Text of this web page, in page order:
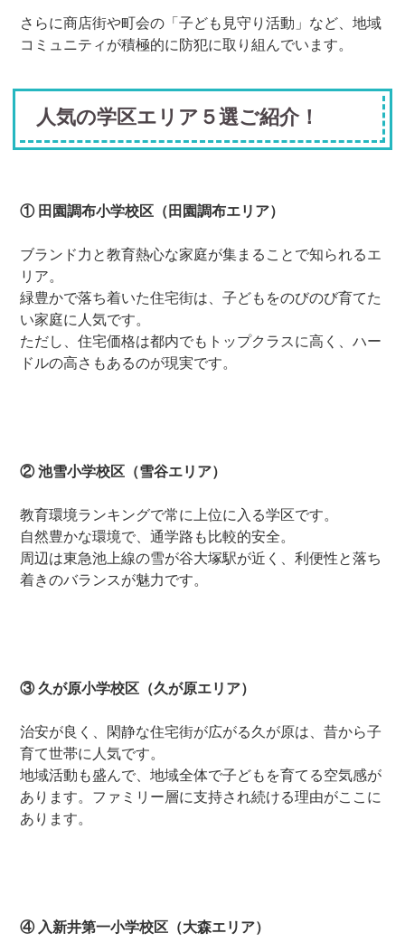
さらに商店街や町会の「子ども見守り活動」など、地域
コミュニティが積極的に防犯に取り組んでいます。
人気の学区エリア５選ご紹介！
① 田園調布小学校区（田園調布エリア）
ブランド力と教育熱心な家庭が集まることで知られるエ
リア。
緑豊かで落ち着いた住宅街は、子どもをのびのび育てた
い家庭に人気です。
ただし、住宅価格は都内でもトップクラスに高く、ハー
ドルの高さもあるのが現実です。
② 池雪小学校区（雪谷エリア）
教育環境ランキングで常に上位に入る学区です。
自然豊かな環境で、通学路も比較的安全。
周辺は東急池上線の雪が谷大塚駅が近く、利便性と落ち
着きのバランスが魅力です。
③ 久が原小学校区（久が原エリア）
治安が良く、閑静な住宅街が広がる久が原は、昔から子
育て世帯に人気です。
地域活動も盛んで、地域全体で子どもを育てる空気感が
あります。ファミリー層に支持され続ける理由がここに
あります。
④ 入新井第一小学校区（大森エリア）